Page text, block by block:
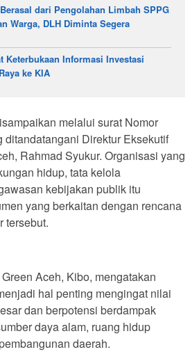
dari Pengolahan Limbah SPPG
Warga, DLH Diminta Segera
Keterbukaan Informasi Investasi
ke KIA
melalui surat Nomor
ditandatangani Direktur Eksekutif
Rahmad Syukur. Organisasi yang
hidup, tata kelola
kebijakan publik itu
yang berkaitan dengan rencana
tersebut.
Aceh, Kibo, mengatakan
hal penting mengingat nilai
dan berpotensi berdampak
daya alam, ruang hidup
daerah.